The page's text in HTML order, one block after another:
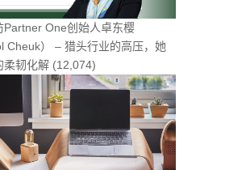
Partner One创始人卓东樱
Cheuk） – 猎头行业的高压，她
柔韧化解 (12,074)